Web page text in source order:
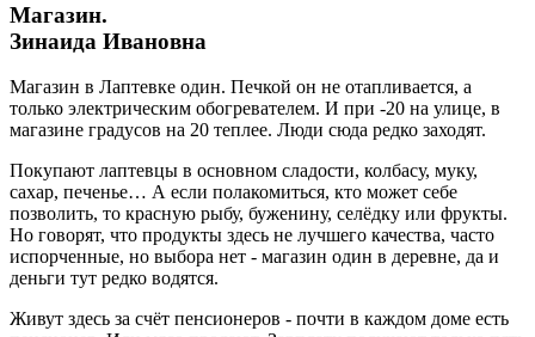
Магазин.
Зинаида Ивановна
Магазин в Лаптевке один. Печкой он не отапливается, а
только электрическим обогревателем. И при -20 на улице, в
магазине градусов на 20 теплее. Люди сюда редко заходят.
Покупают лаптевцы в основном сладости, колбасу, муку,
сахар, печенье… А если полакомиться, кто может себе
позволить, то красную рыбу, буженину, селёдку или фрукты.
Но говорят, что продукты здесь не лучшего качества, часто
испорченные, но выбора нет - магазин один в деревне, да и
деньги тут редко водятся.
Живут здесь за счёт пенсионеров - почти в каждом доме есть